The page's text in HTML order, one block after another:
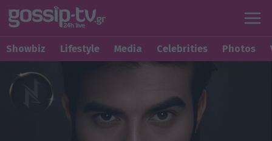
Showbiz Lifestyle Media Celebrities Photos